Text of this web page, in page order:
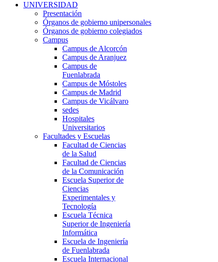
UNIVERSIDAD
Presentación
Órganos de gobierno unipersonales
Órganos de gobierno colegiados
Campus
Campus de Alcorcón
Campus de Aranjuez
Campus de
Fuenlabrada
Campus de Móstoles
Campus de Madrid
Campus de Vicálvaro
sedes
Hospitales
Universitarios
Facultades y Escuelas
Facultad de Ciencias
de la Salud
Facultad de Ciencias
de la Comunicación
Escuela Superior de
Ciencias
Experimentales y
Tecnología
Escuela Técnica
Superior de Ingeniería
Informática
Escuela de Ingeniería
de Fuenlabrada
Escuela Internacional